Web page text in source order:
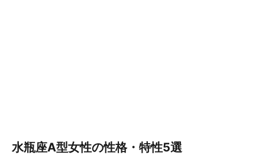
水瓶座A型女性の性格・特性5選